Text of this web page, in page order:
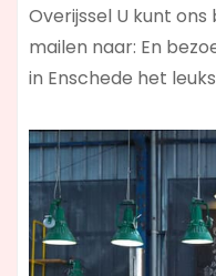
Overijssel U kunt
mailen naar: En
in Enschede het